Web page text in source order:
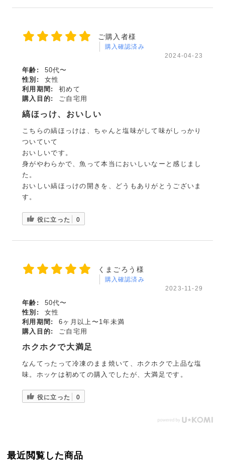
ご購入者様
購入確認済み
2024-04-23
年齢:
50代〜
性別:
女性
利用期間:
初めて
購入目的:
ご自宅用
縞ほっけ、おいしい
こちらの縞ほっけは、ちゃんと塩味がして味がしっかり
ついていて
おいしいです。
身がやわらかで、魚って本当においしいなーと感じまし
た。
おいしい縞ほっけの開きを、どうもありがとうございま
す。
役に立った 0
くまごろう様
購入確認済み
2023-11-29
年齢:
50代〜
性別:
女性
利用期間:
6ヶ月以上〜1年未満
購入目的:
ご自宅用
ホクホクで大満足
なんてったって冷凍のまま焼いて、ホクホクで上品な塩
味。ホッケは初めての購入でしたが、大満足です。
役に立った 0
最近閲覧した商品